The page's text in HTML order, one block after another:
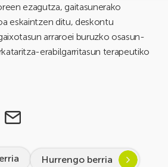
ezagutza, gaitasunerako
eskaintzen ditu, deskontu
arraroei buruzko osasun-
erabilgarritasun terapeutiko
Hurrengo berria